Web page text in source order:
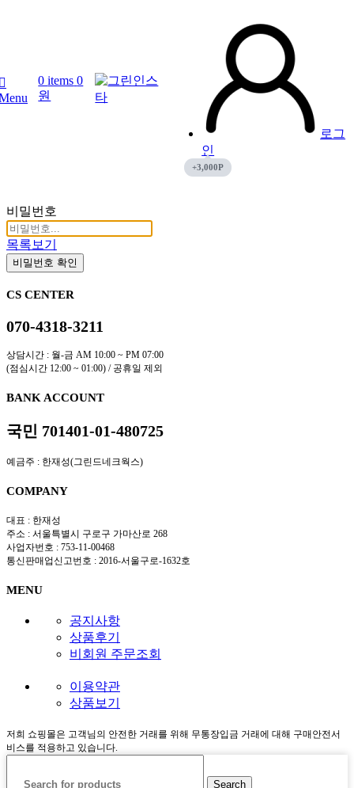
0items 0
원
로그
인
비밀번호
목록보기
비밀번호 확인
CS CENTER
070-4318-3211
상담시간 : 월-금 AM 10:00 ~ PM 07:00
(점심시간 12:00 ~ 01:00) / 공휴일 제외
BANK ACCOUNT
국민 701401-01-480725
예금주 : 한재성(그린드네크웍스)
COMPANY
대표 : 한재성
주소 : 서울특별시 구로구 가마산로 268
사업자번호 : 753-11-00468
통신판매업신고번호 : 2016-서울구로-1632호
MENU
공지사항
상품후기
비회원 주문조회
이용약관
상품보기
저희 쇼핑몰은 고객님의 안전한 거래를 위해 무통장입금 거래에 대해 구매안전서
비스를 적용하고 있습니다.
Search